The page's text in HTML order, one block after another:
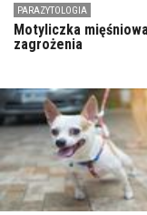
PARAZYTOLOGIA
Motyliczka
zagrożenia